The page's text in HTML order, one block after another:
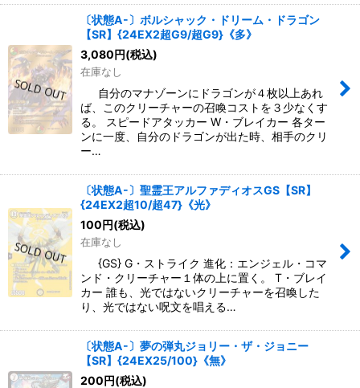
〔状態A-〕ボルシャック・ドリーム・ドラゴン
【SR】{24EX2超G9/超G9}《多》
3,080円(税込)
在庫なし
自分のマナゾーンにドラゴンが４枚以上あれ
ば、このクリーチャーの召喚コストを３少なくす
る。 スピードアタッカー W・ブレイカー 各ター
ンに一度、自分のドラゴンが出た時、相手のクリ
ー…
〔状態A-〕聖霊王アルファディオスGS【SR】
{24EX2超10/超47}《光》
100円(税込)
在庫なし
{GS} G・ストライク 進化：エンジェル・コマ
ンド・クリーチャー１体の上に置く。 T・ブレイ
カー 誰も、光ではないクリーチャーを召喚した
り、光ではない呪文を唱える…
〔状態A-〕夢の弾丸ジョリー・ザ・ジョニー
【SR】{24EX25/100}《無》
200円(税込)